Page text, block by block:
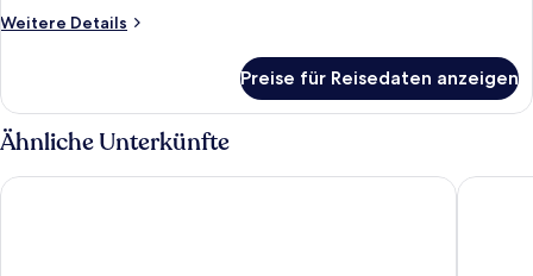
Weitere Details
Weitere
Doppelzimmer
Preise für Reisedaten anzeigen
Ähnliche Unterkünfte
The Oakwood Hotel GO2